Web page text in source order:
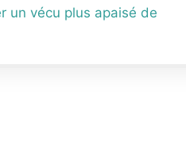
un vécu plus apaisé de